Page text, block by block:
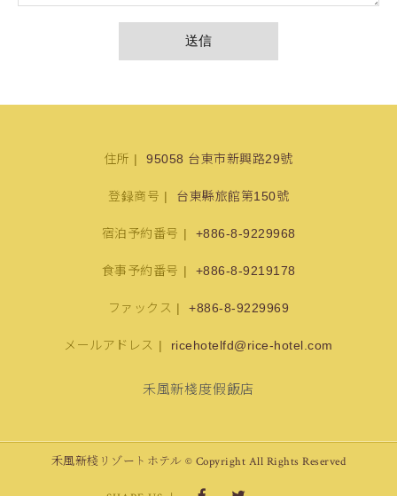
送信
住所 95058 台東市新興路29號
登録商号 台東縣旅館第150號
宿泊予約番号 +886-8-9229968
食事予約番号 +886-8-9219178
ファックス +886-8-9229969
メールアドレス ricehotelfd@rice-hotel.com
禾風新棧度假飯店
禾風新棧リゾートホテル © Copyright All Rights Reserved